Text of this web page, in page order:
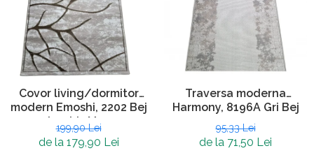
Covor living/dormitor
modern Emoshi, 2202 Bej
deschis Maro
199,90 Lei
de la 179,90 Lei
Traversa moderna
Harmony, 8196A Gri Bej
95,33 Lei
de la 71,50 Lei